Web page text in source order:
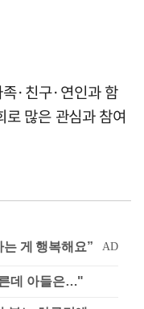
·친구·연인과 함
많은 관심과 참여
데 아들은…"